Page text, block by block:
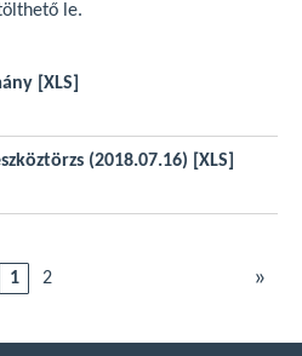
le.
[XLS]
(2018.07.16)
[XLS]
1 2 »